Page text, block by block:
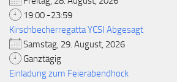
19:00 -23:59
Kirschbecherregatta YCSI Abgesagt
Samstag, 29. August, 2026
Ganztägig
Einladung zum Feierabendhock